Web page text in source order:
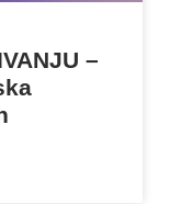
–